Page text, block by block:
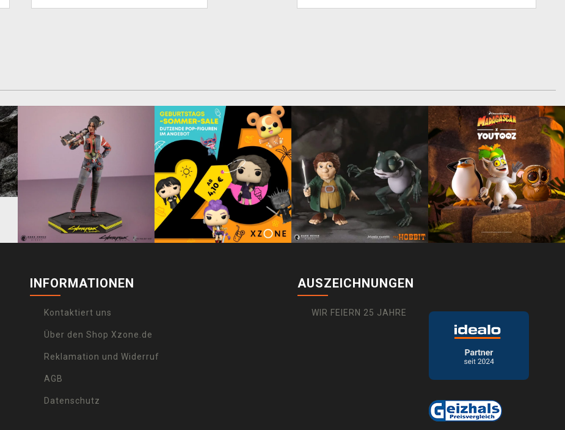
INFORMATIONEN
Kontaktiert uns
Über den Shop Xzone.de
Reklamation und Widerruf
AGB
Datenschutz
AUSZEICHNUNGEN
WIR FEIERN 25 JAHRE